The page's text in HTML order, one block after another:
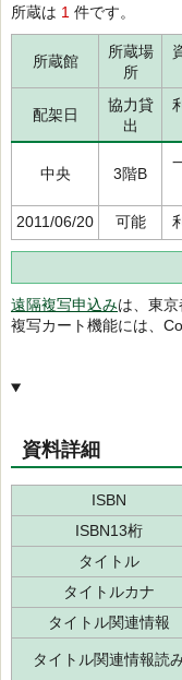
所蔵は 1 件です。
所蔵館
所蔵場
所
配架日
協力貸
出
中央 3階B
2011/06/20 可能
遠隔複写申込みは、東
複写カート機能には、
資料詳細
ISBN
ISBN13桁
タイトル
タイトルカナ
タイトル関連情報
タイトル関連情報読